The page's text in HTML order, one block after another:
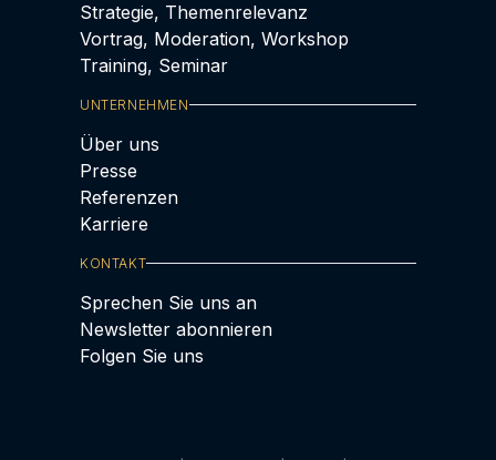
Strategie, Themenrelevanz
Vortrag, Moderation, Workshop
Training, Seminar
UNTERNEHMEN
Über uns
Presse
Referenzen
Karriere
KONTAKT
Sprechen Sie uns an
Newsletter abonnieren
Folgen Sie uns